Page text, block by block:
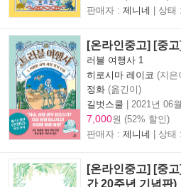
판매자 : 제니네 | 상태 :
[온라인중고] [중
러블 여행사 1
히로시마 레이코 (지은
정화 (옮긴이)
길벗스쿨 | 2021년 06월
7,000원 (52% 할인)
판매자 : 제니네 | 상태 :
[온라인중고] [중
간 20주년 기념판)